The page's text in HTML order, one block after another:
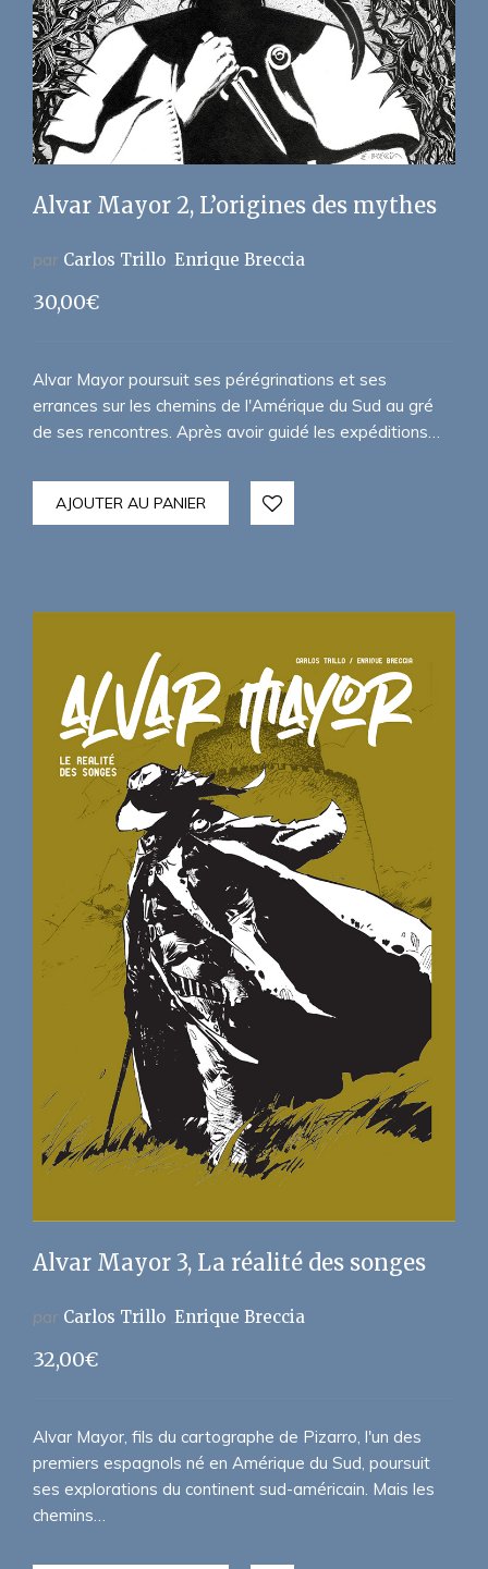
Alvar Mayor 2, L’origines des mythes
par Carlos Trillo Enrique Breccia
30,00€
Alvar Mayor poursuit ses pérégrinations et ses
errances sur les chemins de l'Amérique du Sud au gré
de ses rencontres. Après avoir guidé les expéditions…
AJOUTER AU PANIER
Alvar Mayor 3, La réalité des songes
par Carlos Trillo Enrique Breccia
32,00€
Alvar Mayor, fils du cartographe de Pizarro, l'un des
premiers espagnols né en Amérique du Sud, poursuit
ses explorations du continent sud-américain. Mais les
chemins…